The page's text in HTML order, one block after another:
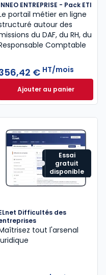
à partir de
ENTREPRISE - Pack ETI
portail métier en ligne
autour des
du DAF, du RH, du
Comptable
€ HT/mois
Ajouter au panier
INNEO
Essai
gratuit
disponible
Difficultés des
tout l'arsenal